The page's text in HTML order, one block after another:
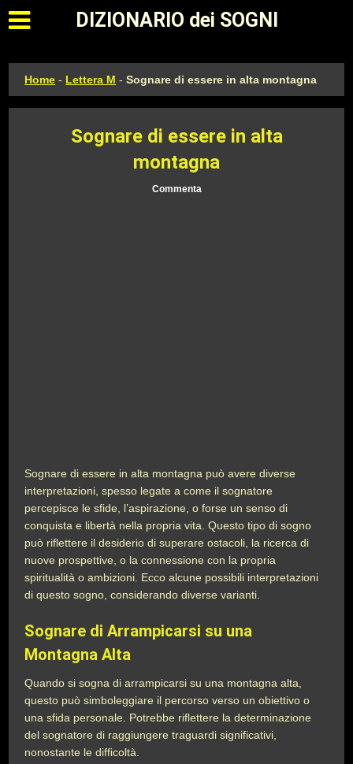
Apri il menu principale
DIZIONARIO dei SOGNI
Home - Lettera M -Sognare di essere in alta montagna
Sognare di essere in alta
montagna
Commenta
Sognare di essere in alta montagna può avere diverse
interpretazioni, spesso legate a come il sognatore
percepisce le sfide, l’aspirazione, o forse un senso di
conquista e libertà nella propria vita. Questo tipo di sogno
può riflettere il desiderio di superare ostacoli, la ricerca di
nuove prospettive, o la connessione con la propria
spiritualità o ambizioni. Ecco alcune possibili interpretazioni
di questo sogno, considerando diverse varianti.
Sognare di Arrampicarsi su una
Montagna Alta
Quando si sogna di arrampicarsi su una montagna alta,
questo può simboleggiare il percorso verso un obiettivo o
una sfida personale. Potrebbe riflettere la determinazione
del sognatore di raggiungere traguardi significativi,
nonostante le difficoltà.